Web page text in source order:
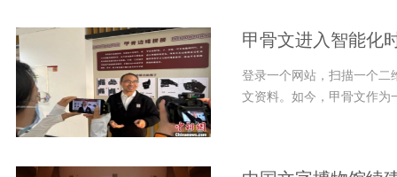
甲骨文进入智能化
登录一个网站，扫描一个二
文资料。如今，甲骨文作为